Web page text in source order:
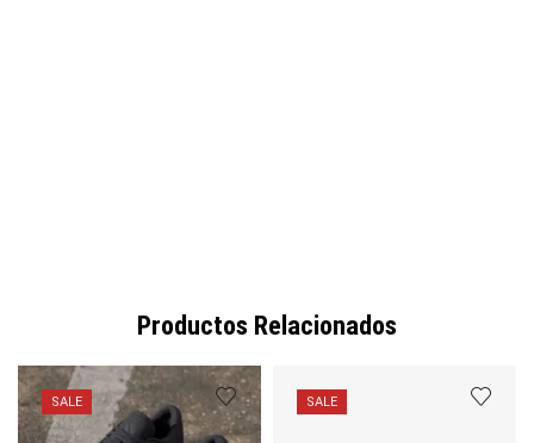
Productos Relacionados
SALE SALE